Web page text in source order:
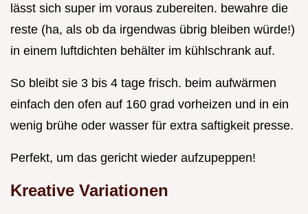
lässt sich super im voraus zubereiten. bewahre die
reste (ha, als ob da irgendwas übrig bleiben würde!)
in einem luftdichten behälter im kühlschrank auf.
So bleibt sie 3 bis 4 tage frisch. beim aufwärmen
einfach den ofen auf 160 grad vorheizen und in ein
wenig brühe oder wasser für extra saftigkeit presse.
Perfekt, um das gericht wieder aufzupeppen!
Kreative Variationen